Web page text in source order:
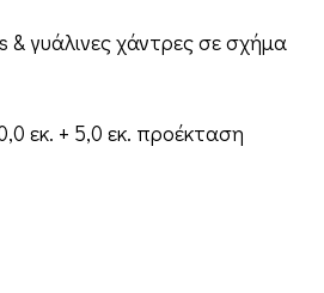
& γυάλινες χάντρες σε σχήμα
εκ. + 5,0 εκ. προέκταση